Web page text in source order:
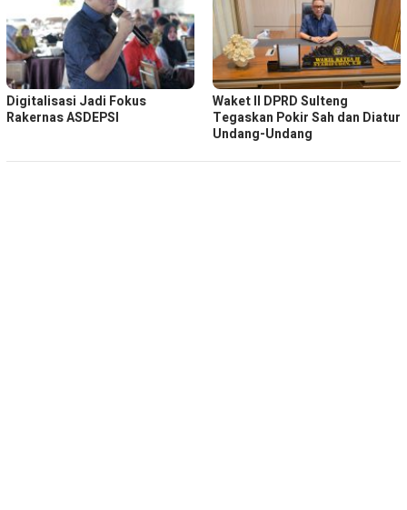
Digitalisasi Jadi Fokus
Rakernas ASDEPSI
Waket ll DPRD Sulteng
Tegaskan Pokir Sah dan Diatur
Undang-Undang